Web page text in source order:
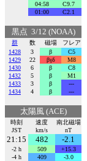
04:58
C9.7
01:00
C2.1
黒点 3/12 (NOAA)
群 数 磁場
フレア
1428
3 β
C5
1429
22 βγδ
M8
1430
6 β
C8
1432
5 β
M1
1433
3 β
---
1434
4 β ---
太陽風 (ACE)
時刻
JST
速度
km/s
南北磁場
nT
21:15 482 -2.1
-2 h 509
+15.3
-4 h
409
-3.0